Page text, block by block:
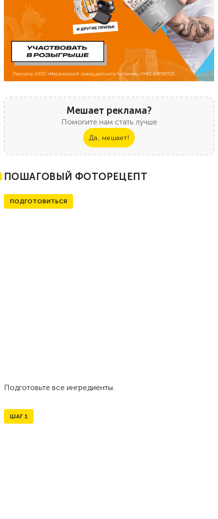
Мешает реклама?
Помогите нам стать лучше
Да, мешает!
ПОШАГОВЫЙ ФОТОРЕЦЕПТ
ПОДГОТОВИТЬСЯ
Подготовьте все ингредиенты.
ШАГ 1